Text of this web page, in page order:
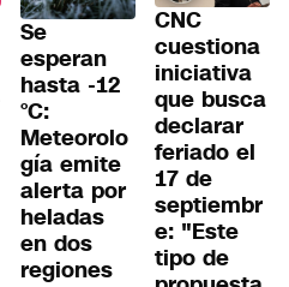
Se
esperan
hasta -12
°C:
Meteorolo
gía emite
alerta por
heladas
en dos
regiones
CNC
cuestiona
iniciativa
que busca
declarar
feriado el
17 de
septiembr
e: "Este
tipo de